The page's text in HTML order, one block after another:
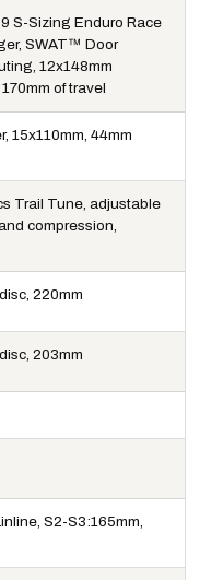
S-Sizing Enduro Race
SWAT™ Door
12x148mm
of travel
15x110mm, 44mm
Trail Tune, adjustable
compression,
220mm
203mm
S2-S3:165mm,